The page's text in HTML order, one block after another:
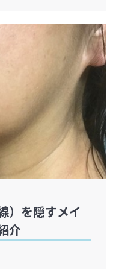
）を隠すメイ
介